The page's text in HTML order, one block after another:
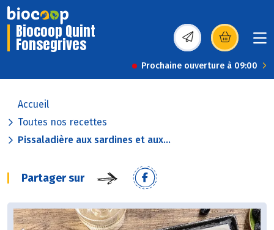
Biocoop Quint
Fonsegrives (s’ouvre dans une
Prochaine ouverture à 09:00
Accueil
Toutes nos recettes
Pissaladière aux sardines et aux...
Partager sur